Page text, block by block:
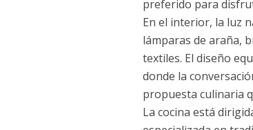
preferido para
En el interior, la luz
lámparas de araña,
textiles. El diseño
donde la
propuesta culinaria
La cocina está